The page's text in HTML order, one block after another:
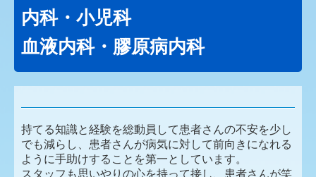
内科・小児科
血液内科・膠原病内科
持てる知識と経験を総動員して患者さんの不安を少し
でも減らし、患者さんが病気に対して前向きになれる
ように手助けすることを第一としています。
スタッフも思いやりの心を持って接し、患者さんが笑